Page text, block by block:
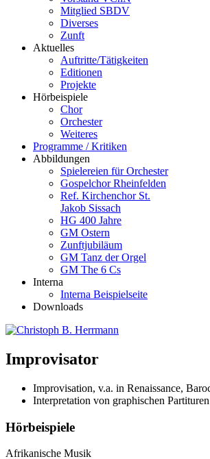
Mitglied SBDV
Diverses
Zunft
Aktuelles
Auftritte/Tätigkeiten
Editionen
Projekte
Hörbeispiele
Chor
Orchester
Weiteres
Programme / Kritiken
Abbildungen
Spielereien für Orchester
Gospelchor Rheinfelden
Ref. Kirchenchor St.
Jakob Sissach
HG 400 Jahre
GM Ostern
Zunftjubiläum
GM Tanz der Orgel
GM The 6 Cs
Interna
Interna Beispielseite
Downloads
Improvisator
Improvisation, v.a. in Renaissance,
Interpretation von graphischen Partituren
Hörbeispiele
Afrikanische Musik